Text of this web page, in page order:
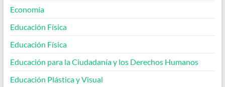
Economía
Educación Física
Educación Física
Educación para la Ciudadanía y los Derechos Humanos
Educación Plástica y Visual